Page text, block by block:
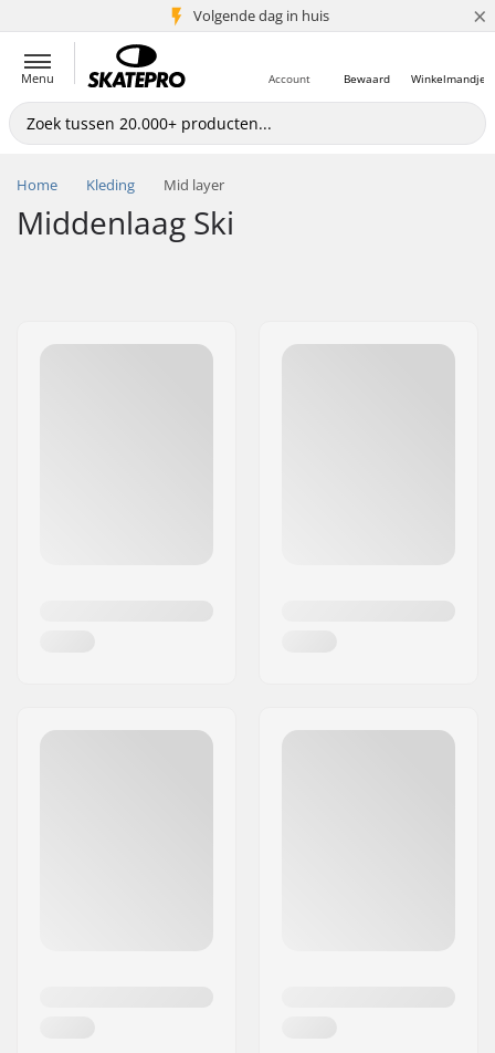
Volgende dag in huis
5+ mln. klanten ×
Menu Winkelmandje
Bewaard
Account
Home Kleding Mid layer
Middenlaag Ski